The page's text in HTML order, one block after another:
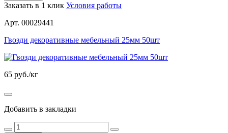
Заказать в 1 клик Условия работы
Арт. 00029441
Гвозди декоративные мебельный 25мм 50шт
65 руб./кг
Добавить в закладки